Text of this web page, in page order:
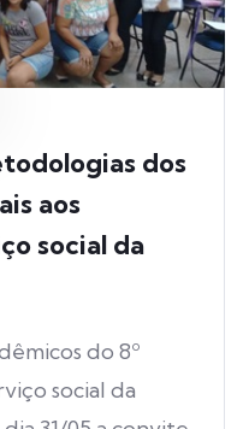
dos
aos
social da
do 8º
social da